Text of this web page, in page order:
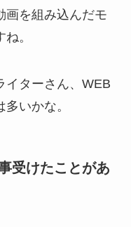
画を組み込んだモ
。
イターさん、WEB
いかな。
受けたことがあ